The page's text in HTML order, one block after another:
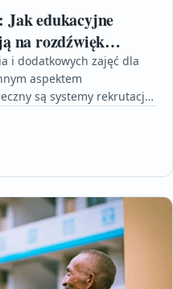
Jak edukacyjne
na rozdźwięk
i dodatkowych zajęć dla
aspektem
są systemy rekrutacji